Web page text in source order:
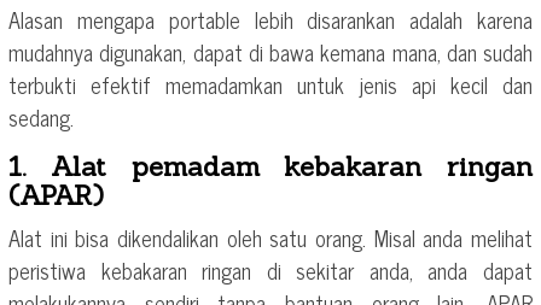
Alasan mengapa portable lebih disarankan adalah karena
mudahnya digunakan, dapat di bawa kemana mana, dan sudah
terbukti efektif memadamkan untuk jenis api kecil dan
sedang.
1. Alat pemadam kebakaran ringan
(APAR)
Alat ini bisa dikendalikan oleh satu orang. Misal anda melihat
peristiwa kebakaran ringan di sekitar anda, anda dapat